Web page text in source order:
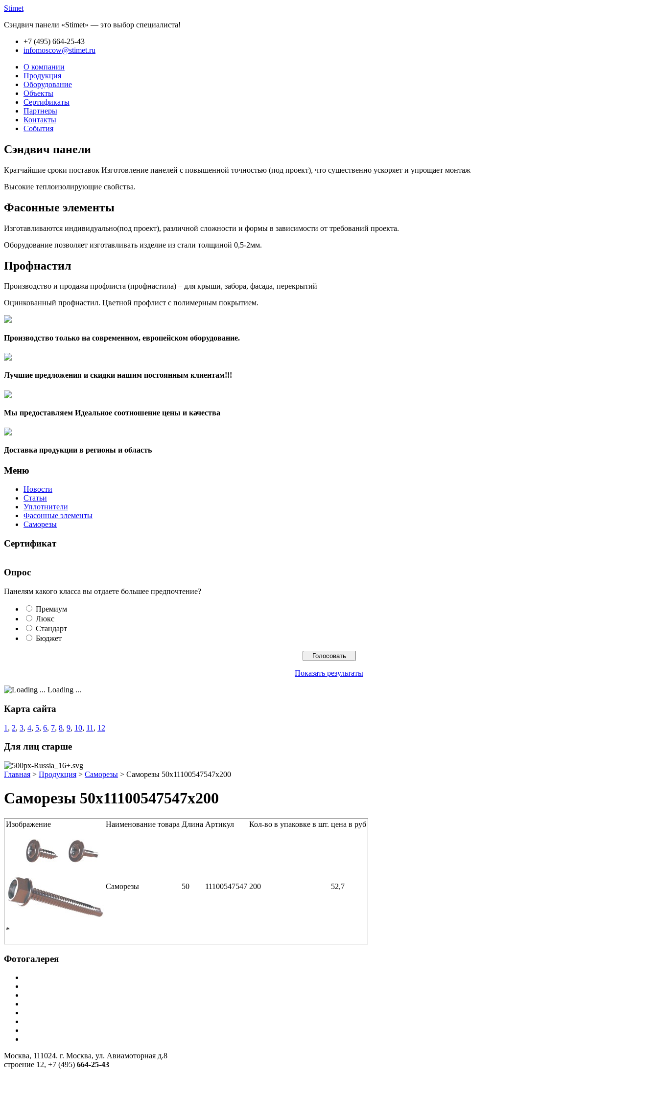
Stimet
Сэндвич панели «Stimet» — это выбор специалиста!
+7 (495) 664-25-43
infomoscow@stimet.ru
О компании
Продукция
Оборудование
Объекты
Сертификаты
Партнеры
Контакты
События
Сэндвич панели
Кратчайшие сроки поставок Изготовление панелей с повышенной точностью (под проект), что существенно ускоряет и упрощает монтаж
Высокие теплоизолирующие свойства.
Фасонные элементы
Изготавливаются индивидуально(под проект), различной сложности и формы в зависимости от требований проекта.
Оборудование позволяет изготавливать изделие из стали толщиной 0,5-2мм.
Профнастил
Производство и продажа профлиста (профнастила) – для крыши, забора, фасада, перекрытий
Оцинкованный профнастил. Цветной профлист с полимерным покрытием.
Производство только на современном, европейском оборудование.
Лучшие предложения и скидки нашим постоянным клиентам!!!
Мы предоставляем Идеальное соотношение цены и качества
Доставка продукции в регионы и область
Меню
Новости
Статьи
Уплотнители
Фасонные элементы
Саморезы
Сертификат
Опрос
Панелям какого класса вы отдаете большее предпочтение?
Премиум
Люкс
Стандарт
Бюджет
Показать результаты
Loading ...
Карта сайта
1 , 2, 3, 4, 5, 6, 7, 8, 9, 10, 11 , 12
Для лиц старше
Главная > Продукция > Саморезы > Саморезы 50x11100547547x200
Саморезы 50x11100547547x200
Изображение Наименование товара Длина Артикул Кол-во в упаковке в шт. цена в руб
*
Саморезы 50 11100547547 200 52,7
Фотогалерея
Москва, 111024. г. Москва, ул. Авиамоторная д.8
строение 12, +7 (495) 664-25-43